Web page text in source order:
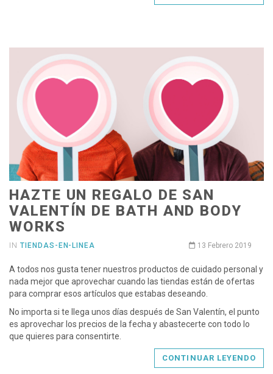
HAZTE UN REGALO DE SAN
VALENTÍN DE BATH AND BODY
WORKS
IN TIENDAS-EN-LINEA 13 Febrero 2019
A todos nos gusta tener nuestros productos de cuidado personal y
nada mejor que aprovechar cuando las tiendas están de ofertas
para comprar esos artículos que estabas deseando.
No importa si te llega unos días después de San Valentín, el punto
es aprovechar los precios de la fecha y abastecerte con todo lo
que quieres para consentirte.
CONTINUAR LEYENDO